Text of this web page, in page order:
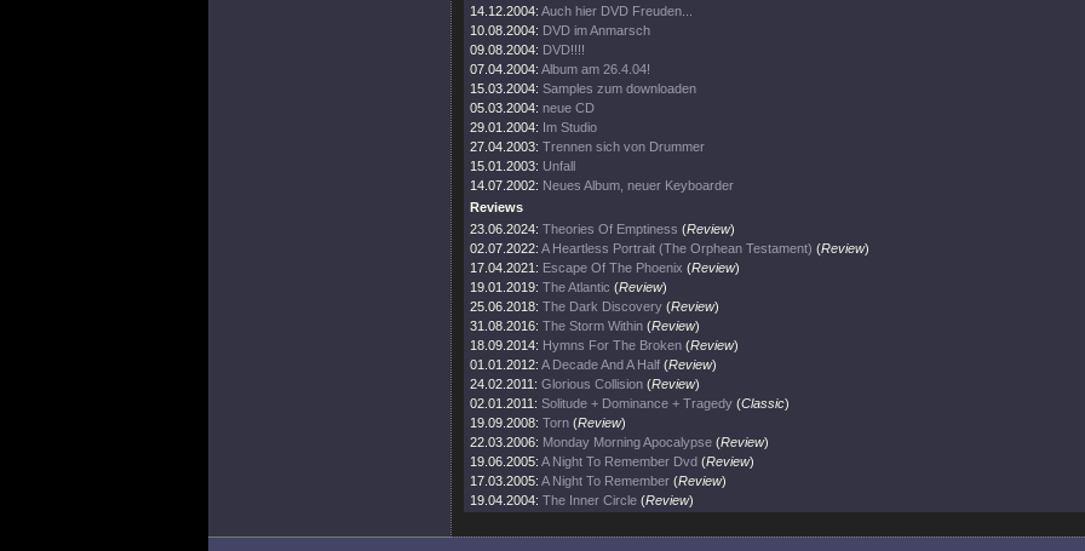
14.12.2004: Auch hier DVD Freuden...
10.08.2004: DVD im Anmarsch
09.08.2004: DVD!!!!
07.04.2004: Album am 26.4.04!
15.03.2004: Samples zum downloaden
05.03.2004: neue CD
29.01.2004: Im Studio
27.04.2003: Trennen sich von Drummer
15.01.2003: Unfall
14.07.2002: Neues Album, neuer Keyboarder
Reviews
23.06.2024: Theories Of Emptiness (Review)
02.07.2022: A Heartless Portrait (The Orphean Testament) (Review)
17.04.2021: Escape Of The Phoenix (Review)
19.01.2019: The Atlantic (Review)
25.06.2018: The Dark Discovery (Review)
31.08.2016: The Storm Within (Review)
18.09.2014: Hymns For The Broken (Review)
01.01.2012: A Decade And A Half (Review)
24.02.2011: Glorious Collision (Review)
02.01.2011: Solitude + Dominance + Tragedy (Classic)
19.09.2008: Torn (Review)
22.03.2006: Monday Morning Apocalypse (Review)
19.06.2005: A Night To Remember Dvd (Review)
17.03.2005: A Night To Remember (Review)
19.04.2004: The Inner Circle (Review)